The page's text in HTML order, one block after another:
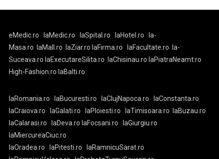
eMedic.ro laMedic.ro laSpital.ro laHotel.ro
la-
Masa.ro
laMall.ro laZiar.ro laFirma.ro laFacultate.ro
la-
Suceava.ro laExecutareSilita.ro laChisinau.ro laPiatraNeamt.ro
High-Fashion.ro laBalti.ro
laRomania.ro laBucuresti.ro laClujNapoca.ro
laConstanta.ro
laCraiova.ro
laGalati.ro laPloiesti.ro laTimisoara.ro
laBuzau.ro
laCalarasi.ro
laDeva.ro laFocsani.ro
laGiurgiu.ro
laMiercureaCiuc.ro
laOradea.ro
laPitesti.ro
laRamnicuSarat.ro